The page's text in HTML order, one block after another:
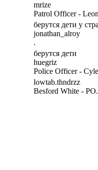
mrize
Patrol Officer -
берутся дети у
jonathan_alroy
.
берутся дети
huegriz
Police Officer -
lowtab.thndrzz
Besford White -